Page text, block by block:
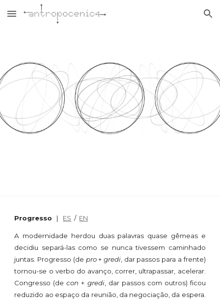
Skip to main content Skip to navigation
Progresso | ES / EN
A modernidade herdou duas palavras quase gêmeas e
decidiu separá-las como se nunca tivessem caminhado
juntas. Progresso (de pro+gredi , dar passos para a frente)
tornou-se o verbo do avanço, correr, ultrapassar, acelerar.
Congresso (decon + gredi, dar passos com outros) ficou
reduzido ao espaço da reunião, da negociação, da espera.